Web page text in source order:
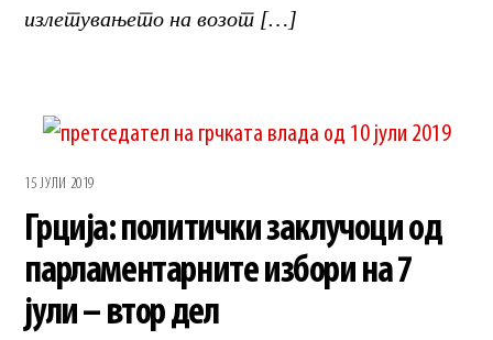
излетувањето на возот […]
15 ЈУЛИ 2019
Грција: политички заклучоци од
парламентарните избори на 7
јули – втор дел